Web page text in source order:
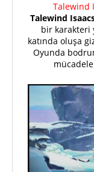
Talewind
Talewind
bir karakteri
katında oluşa
Oyunda